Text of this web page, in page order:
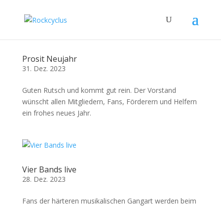
Prosit Neujahr
31. Dez. 2023
Guten Rutsch und kommt gut rein. Der Vorstand
wünscht allen Mitgliedern, Fans, Förderern und Helfern
ein frohes neues Jahr.
Vier Bands live
28. Dez. 2023
Fans der härteren musikalischen Gangart werden beim